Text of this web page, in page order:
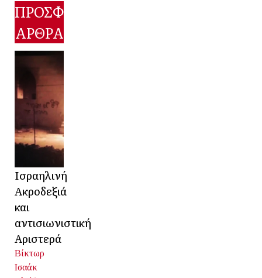
ΠΡΟΣΦΑΤΑ
ΑΡΘΡΑ
Ισραηλινή
Ακροδεξιά
και
αντισιωνιστική
Αριστερά
Βίκτωρ
Ισαάκ